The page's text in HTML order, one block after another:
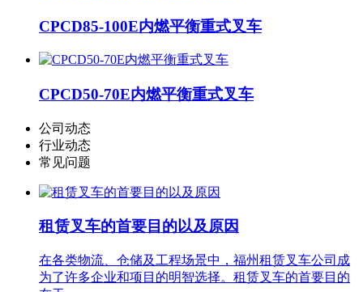
CPCD85-100E内燃平衡重式叉车
CPCD50-70E内燃平衡重式叉车
公司动态
行业动态
常见问题
租赁叉车的首要目的以及原因
在各类物流、仓储及工程场景中，福州租赁叉车公司成
为了许多企业和项目的明智选择。租赁叉车的首要目的